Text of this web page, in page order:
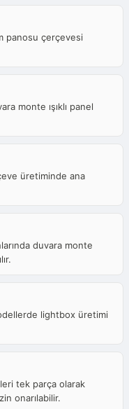
panosu çerçevesi
monte ışıklı panel
üretiminde ana
duvara monte
lightbox üretimi
tek parça olarak
onarılabilir.